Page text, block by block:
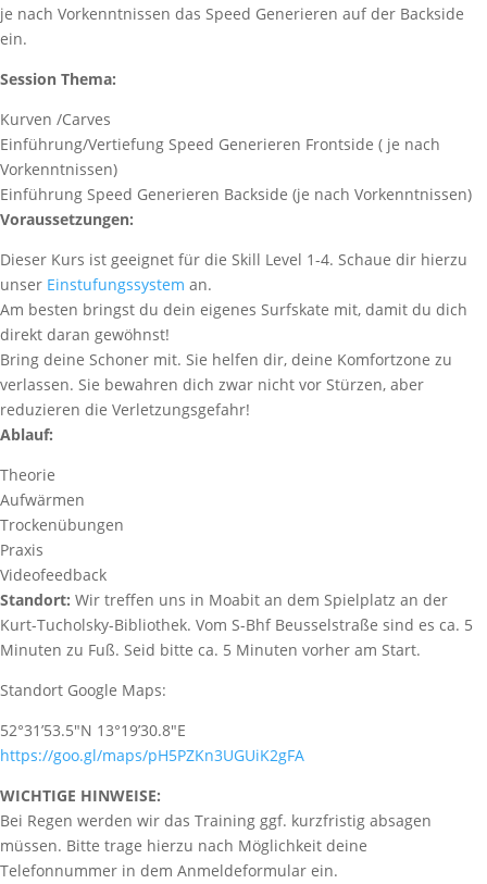
je nach Vorkenntnissen das Speed Generieren auf der Backside
ein.
Session Thema:
Kurven /Carves
Einführung/Vertiefung Speed Generieren Frontside ( je nach
Vorkenntnissen)
Einführung Speed Generieren Backside (je nach Vorkenntnissen)
Voraussetzungen:
Dieser Kurs ist geeignet für die Skill Level 1-4. Schaue dir hierzu
unser Einstufungssystem an.
Am besten bringst du dein eigenes Surfskate mit, damit du dich
direkt daran gewöhnst!
Bring deine Schoner mit. Sie helfen dir, deine Komfortzone zu
verlassen. Sie bewahren dich zwar nicht vor Stürzen, aber
reduzieren die Verletzungsgefahr!
Ablauf:
Theorie
Aufwärmen
Trockenübungen
Praxis
Videofeedback
Standort: Wir treffen uns in Moabit an dem Spielplatz an der
Kurt-Tucholsky-Bibliothek. Vom S-Bhf Beusselstraße sind es ca. 5
Minuten zu Fuß. Seid bitte ca. 5 Minuten vorher am Start.
Standort Google Maps:
52°31’53.5″N 13°19’30.8″E
https://goo.gl/maps/pH5PZKn3UGUiK2gFA
WICHTIGE HINWEISE:
Bei Regen werden wir das Training ggf. kurzfristig absagen
müssen. Bitte trage hierzu nach Möglichkeit deine
Telefonnummer in dem Anmeldeformular ein.